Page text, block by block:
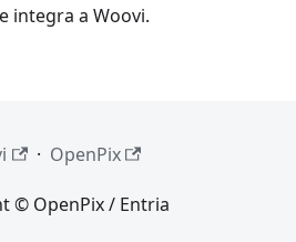
integra a Woovi.
· OpenPix
© OpenPix / Entria